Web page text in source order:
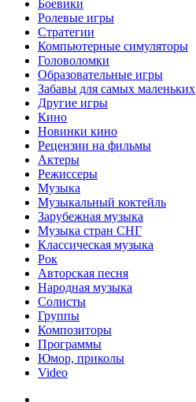
Боевики
Ролевые игры
Стратегии
Компьютерные симуляторы
Головоломки
Образовательные игры
Забавы для самых маленьких
Другие игры
Кино
Новинки кино
Рецензии на фильмы
Актеры
Режиссеры
Музыка
Музыкальный коктейль
Зарубежная музыка
Музыка стран СНГ
Классическая музыка
Рок
Авторская песня
Народная музыка
Солисты
Группы
Композиторы
Программы
Юмор, приколы
Video